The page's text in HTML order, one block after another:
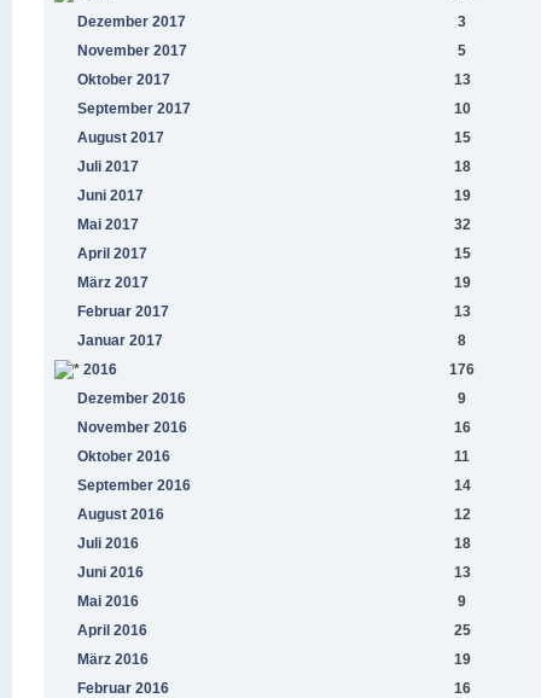
Dezember 2017
3
November 2017
5
Oktober 2017
13
September 2017
10
August 2017
15
Juli 2017
18
Juni 2017
19
Mai 2017
32
April 2017
15
März 2017
19
Februar 2017
13
Januar 2017
8
2016
176
Dezember 2016
9
November 2016
16
Oktober 2016
11
September 2016
14
August 2016
12
Juli 2016
18
Juni 2016
13
Mai 2016
9
April 2016
25
März 2016
19
Februar 2016
16